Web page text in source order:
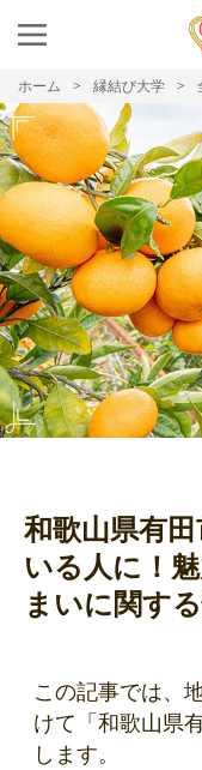
ホーム 縁結び大学
和歌山県有
いる人に！
まいに関す
この記事では、
けて「和歌山県
します。